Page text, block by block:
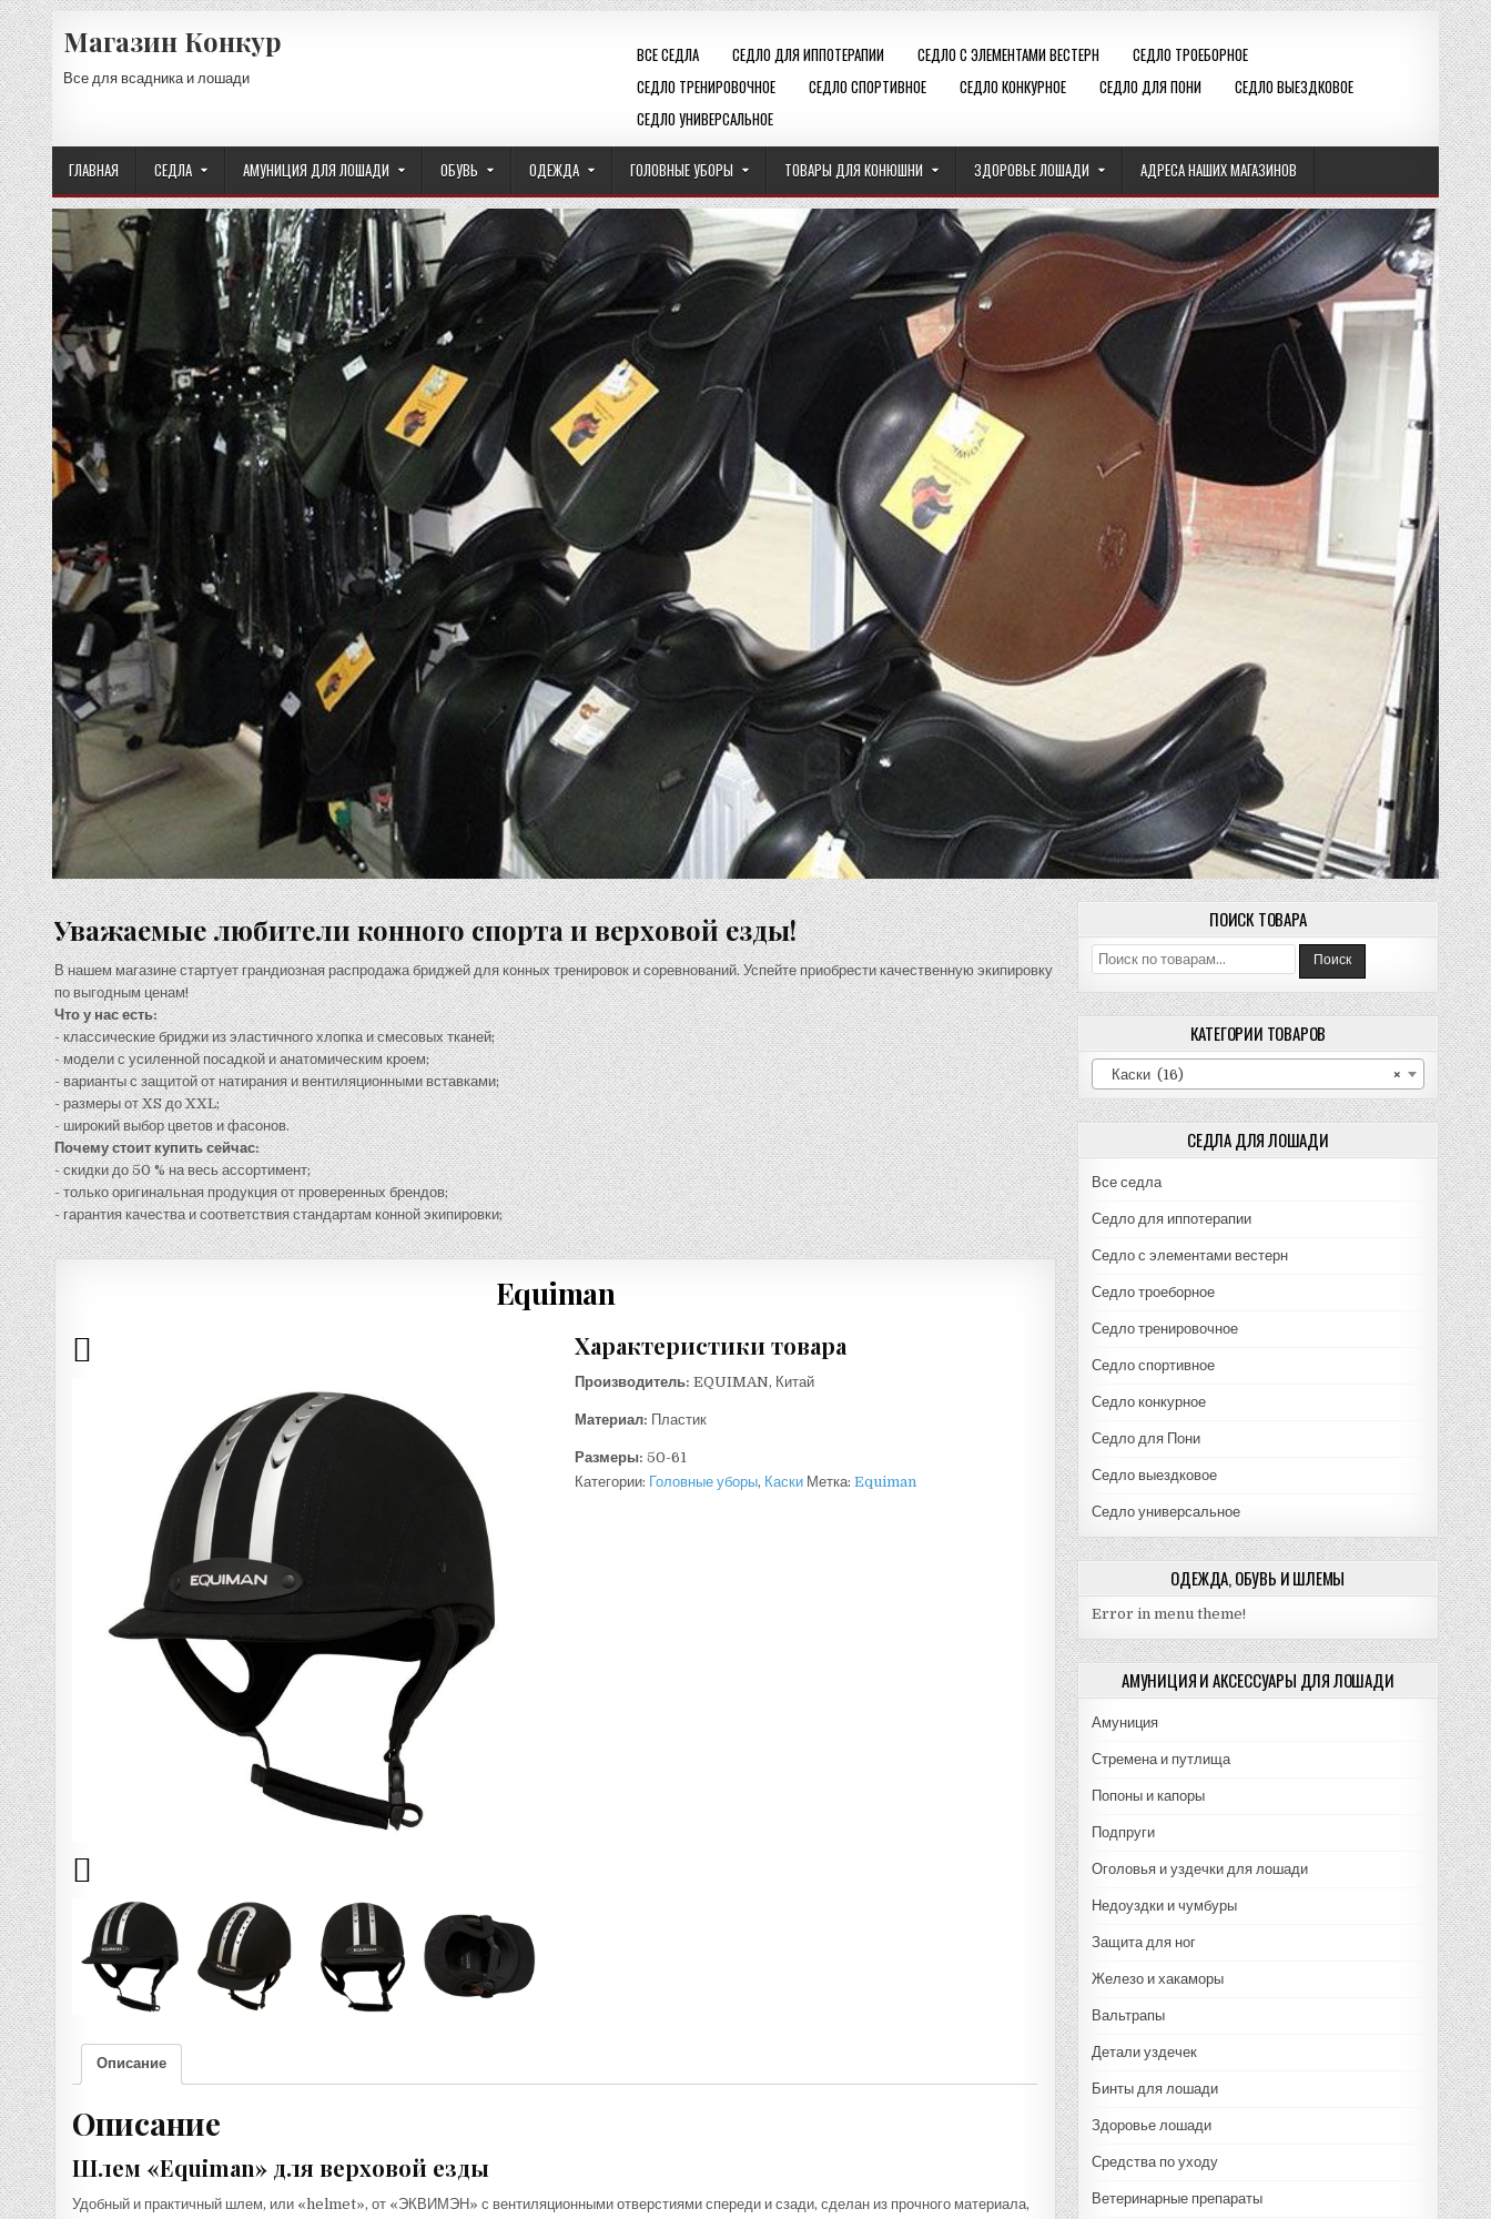
Skip
to
content
Магазин Конкур
Все для всадника и лошади
ВСЕ СЕДЛА СЕДЛО ДЛЯ ИППОТЕРАПИИ СЕДЛО С ЭЛЕМЕНТАМИ ВЕСТЕРН
СЕДЛО ТРОЕБОРНОЕ
СЕДЛО ТРЕНИРОВОЧНОЕ
СЕДЛО СПОРТИВНОЕ СЕДЛО КОНКУРНОЕ СЕДЛО ДЛЯ ПОНИ
СЕДЛО ВЫЕЗДКОВОЕ
СЕДЛО УНИВЕРСАЛЬНОЕ
ГЛАВНАЯ СЕДЛА АМУНИЦИЯ ДЛЯ ЛОШАДИ ОБУВЬ ОДЕЖДА ГОЛОВНЫЕ УБОРЫ ТОВАРЫ ДЛЯ КОНЮШНИ ЗДОРОВЬЕ ЛОШАДИ АДРЕСА НАШИХ МАГАЗИНОВ
Уважаемые любители конного спорта и верховой езды!
В нашем магазине стартует грандиозная распродажа бриджей для конных тренировок и соревнований. Успейте приобрести качественную экипировку
по выгодным ценам!
Что у нас есть:
- классические бриджи из эластичного хлопка и смесовых тканей;
- модели с усиленной посадкой и анатомическим кроем;
- варианты с защитой от натирания и вентиляционными вставками;
- размеры от XS до XXL;
- широкий выбор цветов и фасонов.
Почему стоит купить сейчас:
- скидки до 50 % на весь ассортимент;
- только оригинальная продукция от проверенных брендов;
- гарантия качества и соответствия стандартам конной экипировки;
Equiman
Характеристики товара
Производитель: EQUIMAN, Китай
Материал: Пластик
Размеры: 50-61
Категории: Головные уборы, Каски Метка: Equiman
Описание
Описание
Шлем «Equiman» для верховой езды
Удобный и практичный шлем, или «helmet», от «ЭКВИМЭН» с вентиляционными отверстиями спереди и сзади, сделан из прочного материала,
ПОИСК ТОВАРА
Искать: Поиск
КАТЕГОРИИ ТОВАРОВ
×
Каски (16)
СЕДЛА ДЛЯ ЛОШАДИ
Все седла
Седло для иппотерапии
Седло с элементами вестерн
Седло троеборное
Седло тренировочное
Седло спортивное
Седло конкурное
Седло для Пони
Седло выездковое
Седло универсальное
ОДЕЖДА, ОБУВЬ И ШЛЕМЫ
Error in menu theme!
АМУНИЦИЯ И АКСЕССУАРЫ ДЛЯ ЛОШАДИ
Амуниция
Стремена и путлища
Попоны и капоры
Подпруги
Оголовья и уздечки для лошади
Недоуздки и чумбуры
Защита для ног
Железо и хакаморы
Вальтрапы
Детали уздечек
Бинты для лошади
Здоровье лошади
Средства по уходу
Ветеринарные препараты